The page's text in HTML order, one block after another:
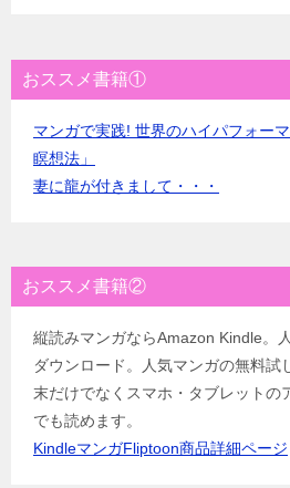
おススメ書籍①
マンガで実践! 世界のハイパフォー
瞑想法」
妻に龍が付きまして・・・
おススメ書籍②
縦読みマンガならAmazon Kindle。
ダウンロード。人気マンガの無料試
末だけでなくスマホ・タブレットの
でも読めます。
KindleマンガFliptoon商品詳細ページ